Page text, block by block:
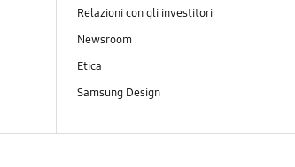
Relazioni con gli investitori
Newsroom
Etica
Samsung Design